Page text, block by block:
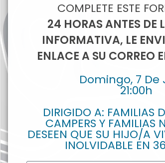
COMPLETE ESTE
24 HORAS ANTES DE
INFORMATIVA, LE
ENLACE A SU CORREO
Domingo, 7 De
21:00h
DIRIGIDO A: FAMILIAS
CAMPERS Y FAMILIAS
DESEEN QUE SU HIJO/A
INOLVIDABLE EN